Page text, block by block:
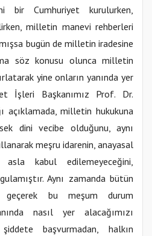
bir Cumhuriyet kurulurken,
milletin manevi rehberleri
bugün de milletin iradesine
söz konusu olunca milletin
yine onların yanında yer
İşleri Başkanımız Prof. Dr.
açıklamada, milletin hukukuna
dini vecibe olduğunu, aynı
meşru idarenin, anayasal
asla kabul edilemeyeceğini,
Aynı zamanda bütün
geçerek bu meşum durum
nasıl yer alacağımızı
başvurmadan, halkın